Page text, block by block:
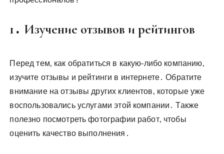
1․ Изучение отзывов и рейтингов
Перед тем‚ как обратиться в какую-либо компанию‚
изучите отзывы и рейтинги в интернете․ Обратите
внимание на отзывы других клиентов‚ которые уже
воспользовались услугами этой компании․ Также
полезно посмотреть фотографии работ‚ чтобы
оценить качество выполнения․